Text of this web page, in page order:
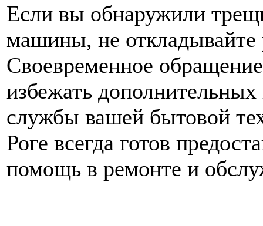
Если вы обнаружили
машины, не
Своевременное
избежать
службы вашей бытовой
Роге всегда готов
помощь в ремонте и